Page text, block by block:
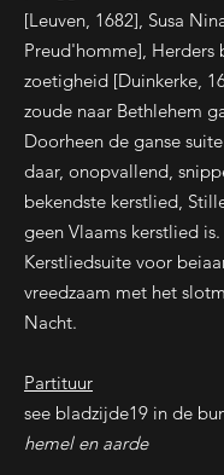
[Leuven, 1682], Susa
Preud'homme], Herders
zoetigheid [Duinkerke,
zoude naar Bethlehem
Doorheen de ganse
daar, onopvallend,
bekendste kerstlied,
geen Vlaams kerstlied
Kerstliedsuite voor
vreedzaam met het
Nacht.
Partituur
see bladzijde19 in de
hemel en aarde